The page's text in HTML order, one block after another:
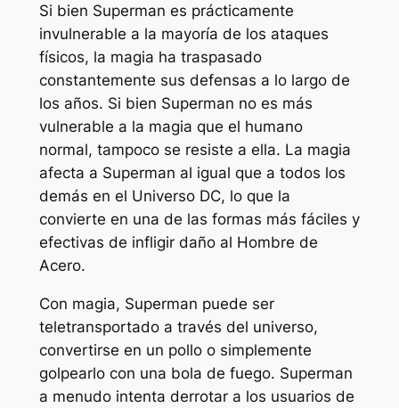
Si bien Superman es prácticamente
invulnerable a la mayoría de los ataques
físicos, la magia ha traspasado
constantemente sus defensas a lo largo de
los años. Si bien Superman no es más
vulnerable a la magia que el humano
normal, tampoco se resiste a ella. La magia
afecta a Superman al igual que a todos los
demás en el Universo DC, lo que la
convierte en una de las formas más fáciles y
efectivas de infligir daño al Hombre de
Acero.
Con magia, Superman puede ser
teletransportado a través del universo,
convertirse en un pollo o simplemente
golpearlo con una bola de fuego. Superman
a menudo intenta derrotar a los usuarios de